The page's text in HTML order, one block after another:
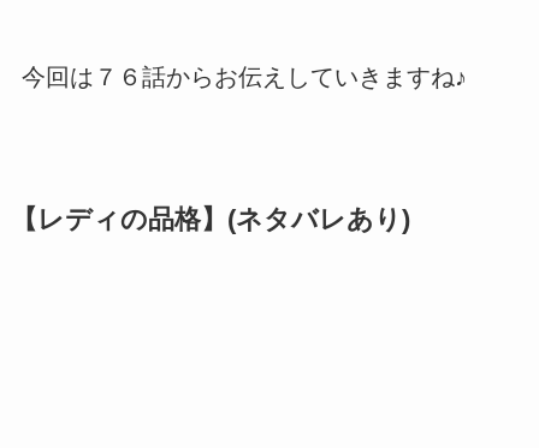
今回は７６話からお伝えしていきますね♪
【レディの品格】(ネタバレあり)